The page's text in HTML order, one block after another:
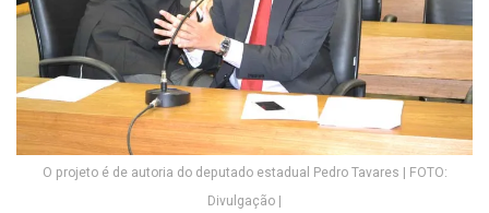
O projeto é de autoria do deputado estadual Pedro Tavares | FOTO:
Divulgação |